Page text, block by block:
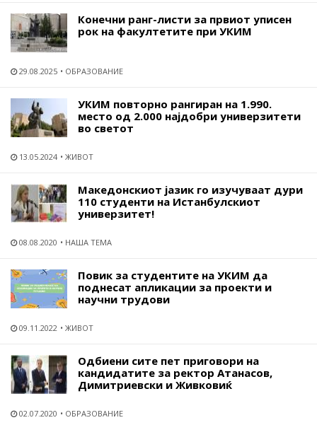
Конечни ранг-листи за првиот уписен
рок на факултетите при УКИМ
29.08.2025 ОБРАЗОВАНИЕ
УКИМ повторно рангиран на 1.990.
место од 2.000 најдобри универзитети
во светот
13.05.2024 ЖИВОТ
Македонскиот јазик го изучуваат дури
110 студенти на Истанбулскиот
универзитет!
08.08.2020 НАША ТЕМА
Повик за студентите на УКИМ да
поднесат апликации за проекти и
научни трудови
09.11.2022 ЖИВОТ
Одбиени сите пет приговори на
кандидатите за ректор Атанасов,
Димитриевски и Живковиќ
02.07.2020 ОБРАЗОВАНИЕ